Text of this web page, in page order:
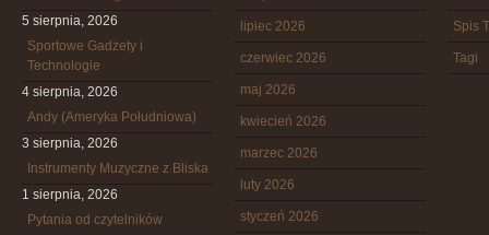
5 sierpnia, 2026
Sportowe Gadżety i
Technologie
4 sierpnia, 2026
Andy (Ameryka Południowa)
3 sierpnia, 2026
Instrumenty Muzyczne z Bliska
1 sierpnia, 2026
Pytania od czytelników
lipiec 2026
czerwiec 2026
maj 2026
kwiecień 2026
marzec 2026
luty 2026
styczeń 2026
Spis
Tagi